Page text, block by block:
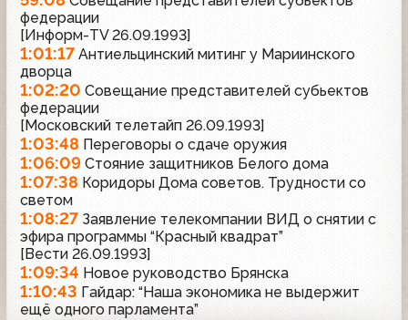
федерации
[Информ-TV 26.09.1993]
1:01:17 Антиельцинский митинг у Мариинского
дворца
1:02:20 Совещание представителей субьектов
федерации
[Московский телетайп 26.09.1993]
1:03:48 Переговоры о сдаче оружия
1:06:09 Стояние защитников Белого дома
1:07:38 Коридоры Дома советов. Трудности со
светом
1:08:27 Заявление телекомпании ВИД о снятии с
эфира программы “Красный квадрат”
[Вести 26.09.1993]
1:09:34 Новое руководство Брянска
1:10:43 Гайдар: “Наша экономика не выдержит
ещё одного парламента”